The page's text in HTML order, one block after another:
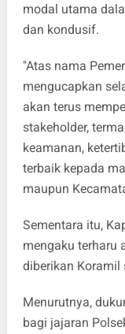
modal utama
dan kondusif.
"Atas nama
mengucapkan
akan terus
stakeholder,
keamanan,
terbaik kepada
maupun
Sementara itu,
mengaku terharu
diberikan Koramil
Menurutnya,
bagi jajaran